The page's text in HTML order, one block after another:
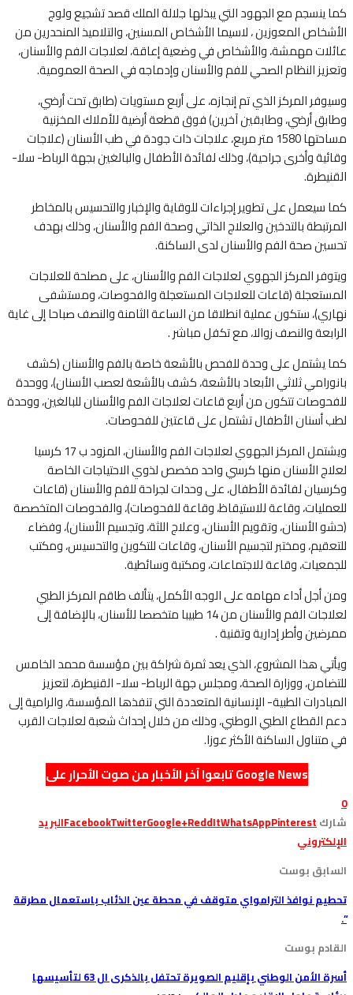
كما ينسجم مع الجهود التي يبذلها جلالة الملك قصد تشجيع ولوج
الأشخاص المعوزين ، لاسيما الأشخاص المسنين، والتلاميذ المنحدرين من
عائلات مهمشة، والأشخاص في وضعية إعاقة، لعلاجات الفم والأسنان،
وتعزيز النظام الصحي للفم والأسنان وإدماجه في الصحة العمومية.
وسيوفر المركز الذي تم إنجازه، على أربع مستويات (طابق تحت أرضي،
وطابق أرضي، وطابقين آخرين) فوق قطعة أرضية للأملاك المخزنية
مساحتها 1580 متر مربع، علاجات ذات جودة في طب الأسنان (علاجات
وقائية وأخرى جراحية)، وذلك لفائدة الأطفال والبالغين بجهة الرباط- سلا-
القنيطرة.
كما سيعمل على تطوير إجراءات للوقاية والإخبار والتحسيس بالمخاطر
المرتبطة بالتدخين والعلاج الذاتي وصحة الفم والأسنان، وذلك بهدف
تحسين صحة الفم والأسنان لدى الساكنة.
ويتوفر المركز الجهوي لعلاجات الفم والأسنان، على مصلحة للعلاجات
المستعجلة (قاعات للعلاجات المستعجلة والفحوصات، ومستشفى
نهاري)، ستكون عملية انطلاقا من الساعة الثامنة والنصف صباحا إلى غاية
الرابعة والنصف زوالا، مع تكفل مباشر .
كما يشتمل على وحدة للفحص بالأشعة خاصة بالفم والأسنان (كشف
بانورامي ثلاثي الأبعاد بالأشعة، كشف بالأشعة لعصب الأسنان)، ووحدة
للفحوصات تتكون من أربع قاعات لعلاجات الفم والأسنان للبالغين، ووحدة
لطب أسنان الأطفال تشتمل على قاعتين للفحوصات.
ويشتمل المركز الجهوي لعلاجات الفم والأسنان، المزود ب 17 كرسيا
لعلاج الأسنان منها كرسي واحد مخصص لذوي الاحتياجات الخاصة
وكرسيان لفائدة الأطفال، على وحدات لجراحة للفم والأسنان (قاعات
للعمليات، وقاعة للاستيقاظ، وقاعة للفحوصات)، والفحوصات المتخصصة
(حشو الأسنان، وتقويم الأسنان، وعلاج اللثة، وتجسيم الأسنان)، وفضاء
للتعقيم، ومختبر لتجسيم الأسنان، وقاعات للتكوين والتحسيس، ومكتب
للجمعيات، وقاعة للاجتماعات، ومكتبة وسائطية.
ومن أجل أداء مهامه على الوجه الأكمل، يتألف طاقم المركز الطبي
لعلاجات الفم والأسنان من 14 طبيبا متخصصا للأسنان، بالإضافة إلى
ممرضين وأطر إدارية وتقنية .
ويأتي هذا المشروع، الذي يعد ثمرة شراكة بين مؤسسة محمد الخامس
للتضامن، ووزارة الصحة، ومجلس جهة الرباط- سلا- القنيطرة، لتعزيز
المبادرات الطبية- الإنسانية المتعددة التي تنفذها المؤسسة، والرامية إلى
دعم القطاع الطبي الوطني، وذلك من خلال إحداث شعبة لعلاجات القرب
في متناول الساكنة الأكثر عوزا.
تابعوا آخر الأخبار من صوت الأحرار على Google News
0
شارك
FacebookTwitterGoogle+ReddItWhatsAppPinterest
البريد
الإلكتروني
السابق بوست
تحطيم نوافذ الترامواي متوقف في محطة عين الذئاب باستعمال مطرقة
“.
القادم بوست
أسرة الأمن الوطني بإقليم الصويرة تحتفل بالذكرى ال 63 لتأسيسها